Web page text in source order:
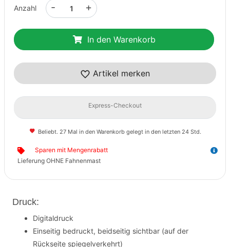
Anzahl +
-
In den Warenkorb
Artikel merken
Express-Checkout
Beliebt. 27 Mal in den Warenkorb gelegt in den letzten 24 Std.
Sparen mit Mengenrabatt
Lieferung OHNE Fahnenmast
Druck:
Digitaldruck
Einseitig bedruckt, beidseitig sichtbar (auf der
Rückseite spiegelverkehrt)